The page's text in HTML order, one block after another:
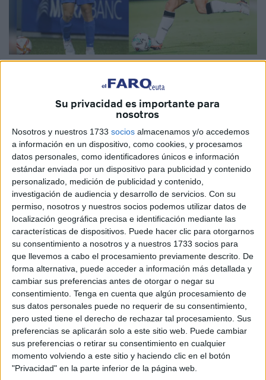
Su privacidad es importante para
nosotros
Nosotros y nuestros 1733 socios almacenamos y/o accedemos
a información en un dispositivo, como cookies, y procesamos
datos personales, como identificadores únicos e información
estándar enviada por un dispositivo para publicidad y contenido
personalizado, medición de publicidad y contenido,
investigación de audiencia y desarrollo de servicios. Con su
permiso, nosotros y nuestros socios podemos utilizar datos de
localización geográfica precisa e identificación mediante las
características de dispositivos. Puede hacer clic para otorgarnos
su consentimiento a nosotros y a nuestros 1733 socios para
que llevemos a cabo el procesamiento previamente descrito. De
forma alternativa, puede acceder a información más detallada y
cambiar sus preferencias antes de otorgar o negar su
consentimiento. Tenga en cuenta que algún procesamiento de
sus datos personales puede no requerir de su consentimiento,
pero usted tiene el derecho de rechazar tal procesamiento. Sus
preferencias se aplicarán solo a este sitio web. Puede cambiar
sus preferencias o retirar su consentimiento en cualquier
momento volviendo a este sitio y haciendo clic en el botón
"Privacidad" en la parte inferior de la página web.
La Agrupación Deportiva Ceutase enfrentará al Fútbol
Club Andorra en la próxima jornada de LaLiga
Hypermotion. No será un encuentro cualquiera paraDiego
González, que también vistió la camiseta tricolor.
El central valenciano está siendo un jugador degran
importancia en los esquemas de José Juan Romero
alternando posición con Yago Cantero y
complementándose a la perfección con Carlos Hernández
en la zaga caballa.
Además, el exfutbolista de la Sociedad Deportiva Huesca
estámuy cómodo en la ciudad autónoma, como ya
expresó en una entrevista enEl Faro de Ceuta.
Me gusta muchísimo la cercanía y el respeto que te
tiene la gente, te hacen sentir bien y eso significa bastante
para mí”, destacó a este medio.